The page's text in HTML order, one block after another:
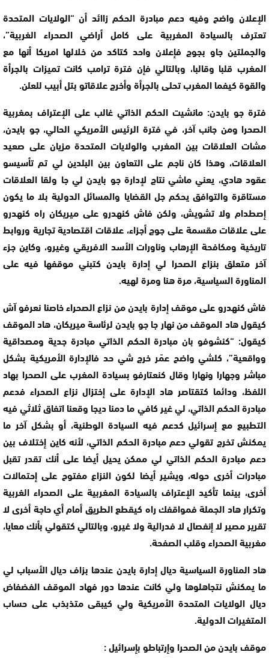
الإعلان واضح وفيه دعم مبادرة الحكم زاائد أن “الولايات المتحدة
تعترف بالسيادة المغربية على كامل أراضي الصحراء الغربية”،
والجملتين جاو بجوج فإعلان واحد كتاكد من خلالها امريكا أنها مع
المغرب قلبا وقالبا، وبالتالي فإن فترة ترامب كانت تميزات بالجرأة
والقوة كيفما المغرب تحلى بالجرأة وأخرج علاقاتو بتل أبيب للعلن.
فترة جو بايدن: مانشيت الحكم الذاتي غالب على الإعتراف بمغربية
الصحرا ومن جانب آخر، في فترة الرئيس الأمريكي الحالي، جو بايدن،
مشات العلاقات بين المغرب والولايات المتحدة مزيان على صعيد
العلاقات، وهذا كان ناجم على التعاون بين البلدين لي تم تأسيسو
عقود هادي، يعني ماشي نتاج لإدارة جو بايدن لي جا ولقا العلاقات
مستاقرة والتوافق يحكم جل القضايا والمسائل الدولية بلا ما يكون
إصطدام ولا تشويش، ولكن فاش كنهدرو على ميريكان راه كنهدرو
على علاقات مقسمة على جوج أجزاء، علاقات اقتصادية تجارية وروابط
تاريخية ومكافحة الإرهاب وناورات الأسد الافريقي وغيرو، وكاين جزء
آخر متعلق بنزاع الصحرا لي إدارة بايدن كتبني موقفها فيه على
المناورة السياسية، مرة هنا ومرة لهيه.
فاش كنهدرو على موقف إدارة بايدن من نزاع الصحراء خاصنا نعرفو آش
كيقول هاد الموقف من نهار جا جو بايدن لرئاسة ميريكان، هاد الموقف
كيقول: “كنشوفو بان مبادرة الحكم الذاتي مبادرة جدية ومصداقية
وواقعية”، كلشي واضح عمّر خرج شي حد فالإدارة الأمريكية بشكل
مباشر وجهارا ونهارا وقال كنعتارفو بسيادة المغرب على الصحرا بهاد
اللفظ، ودائما كتقتاصر هاد الإدارة على إختزال نزاع الصحراء فدعم
مبادرة الحكم الذاتي، لي غير كافي ما دمنا ديجا وقعنا اتفاق ثلاثي فيه
التطبيع مع إسرائيل كدعم فيه السيادة الوطنية، أو بشكل آخر ما
يمكنش تخرج تقولي دعم مبادرة الحكم الذاتي، لأنه كاين إختلاف بين
دعم مبادرة الحكم الذاتي لي ممكن يحيل أيضا على أنك تقدر تقبل
مبادرات أخرى حوله، ويشير أيضا لكون النزاع مفتوح على إحتمالات
أخرى، بينما تأكيد الإعتراف بالسيادة المغربية على الصحراء الغربية
وتكرار هاد الجملة فمواقفك راه كيقطع الطريق أمام أي حاجة أخرى لا
تقرير مصير لا إنفصال لا فدرالية ولا غيرو، وبالتالي كتقولي بأنك معايا،
مغربية الصحراء وقلب الصفحة.
هاد المناورة السياسية ديال إدارة بايدن عندها بزاف ديال الأسباب لي
ما يمكنش نتجاهلوها ولي كانت عندها دور فهاد الموقف الفضفاض
ديال الولايات المتحدة الأمريكية ولي كيبقى متذبذب على حساب
المتغيرات الدولية.
موقف بايدن من الصحرا وإرتباطو بإسرائيل :